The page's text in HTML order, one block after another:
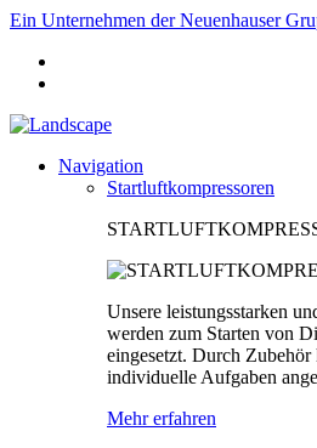
Ein Unternehmen der Neuenhauser
Navigation
Startluftkompressoren
Unsere leistungsstarken
werden zum Starten von
eingesetzt. Durch
individuelle Aufgaben
Mehr erfahren